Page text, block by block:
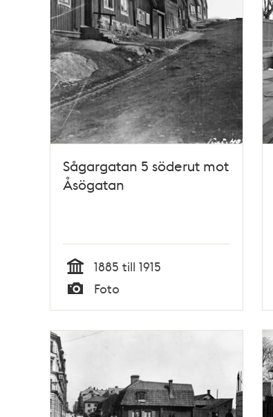
Sågargatan 5 söderut mot
Åsögatan
Tid
1885 till 1915
Typ
Foto